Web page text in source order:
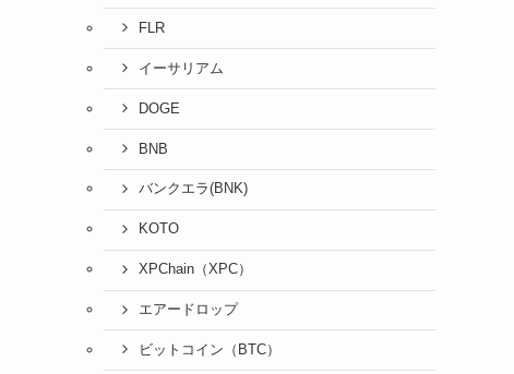
FLR
イーサリアム
DOGE
BNB
バンクエラ(BNK)
KOTO
XPChain（XPC）
エアードロップ
ビットコイン（BTC）